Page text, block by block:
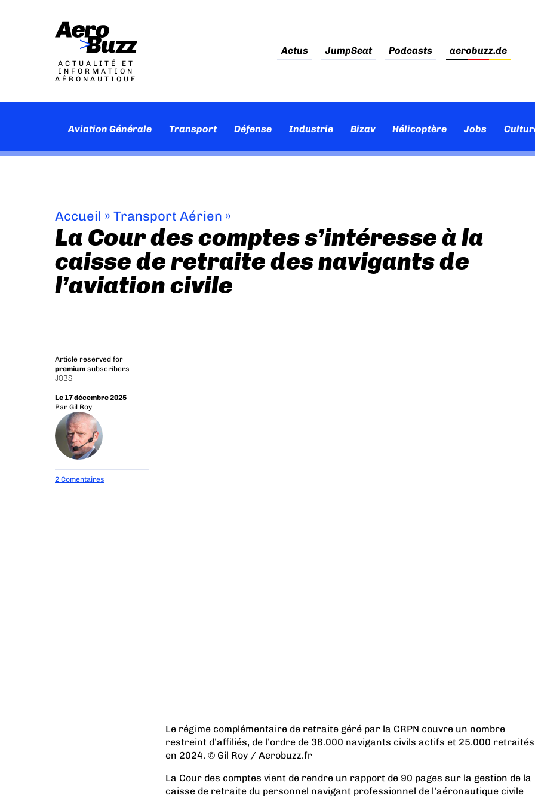
ACTUALITÉ ET
INFORMATION
AÉRONAUTIQUE
Actus JumpSeat Podcasts aerobuzz.de
Aviation Générale Transport Défense Industrie Bizav Hélicoptère Jobs
Accueil » Transport Aérien »
La Cour des comptes s’intéresse à la
caisse de retraite des navigants de
l’aviation civile
Article reserved for
premium subscribers
JOBS
Le 17 décembre 2025
Par Gil Roy
2 Comentaires
Le régime complémentaire de retraite géré par la CRPN couvre un nombre
restreint d’affiliés, de l’ordre de 36.000 navigants civils actifs et 25.000 retraités
en 2024. © Gil Roy / Aerobuzz.fr
La Cour des comptes vient de rendre un rapport de 90 pages sur la gestion de la
caisse de retraite du personnel navigant professionnel de l’aéronautique civile